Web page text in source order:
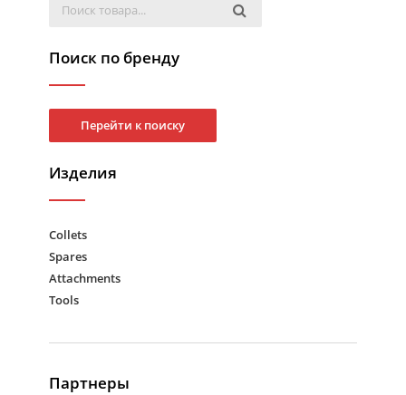
Поиск по бренду
Перейти к поиску
Изделия
Collets
Spares
Attachments
Tools
Партнеры